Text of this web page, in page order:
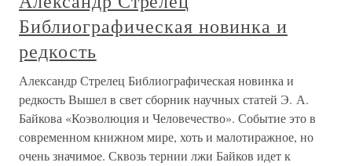
Библиографическая новинка и
редкость
Александр Стрелец Библиографическая новинка и
редкость Вышел в свет сборник научных статей Э. А.
Байкова «Коэволюция и Человечество». Событие это в
современном книжном мире, хоть и малотиражное, но
очень значимое. Сквозь тернии лжи Байков идет к